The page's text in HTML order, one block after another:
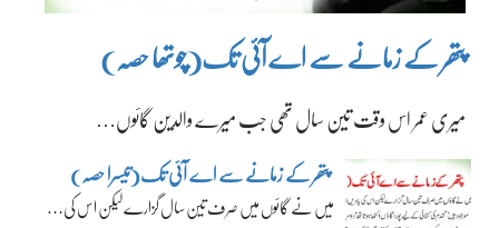
پتھر کے زمانے سے اے آئی تک(چوتھا حصہ)
میری عمر اس وقت تین سال تھی جب میرے والدین گائوں…
پتھر کے زمانے سے اے آئی تک(تیسرا حصہ)
میں نے گائوں میں صرف تین سال گزارے لیکن اس کی…